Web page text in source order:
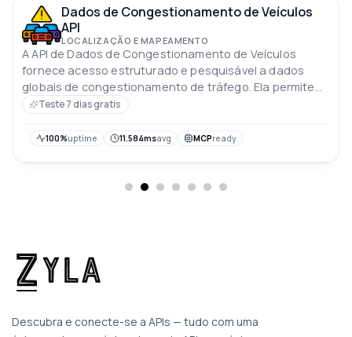
Dados de Congestionamento de Veículos
API
LOCALIZAÇÃO E MAPEAMENTO
A API de Dados de Congestionamento de Veículos
fornece acesso estruturado e pesquisável a dados
globais de congestionamento de tráfego. Ela permite
filtragem por continente, país e cidade para análise
Teste 7 dias gratis
100%uptime 11.584msavg MCPready
Descubra e conecte-se a APIs — tudo com uma